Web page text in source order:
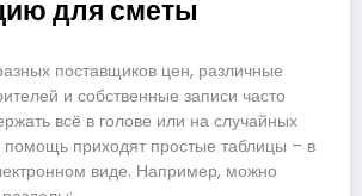
для сметы
поставщиков цен, различные
и собственные записи часто
всё в голове или на случайных
помощь приходят простые таблицы – в
виде. Например, можно